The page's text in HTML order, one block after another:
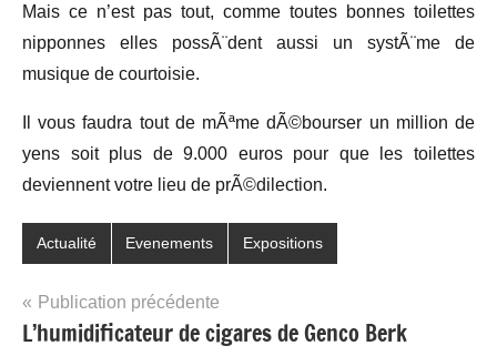
Mais ce n’est pas tout, comme toutes bonnes toilettes
nipponnes elles possÃ¨dent aussi un systÃ¨me de
musique de courtoisie.
Il vous faudra tout de mÃªme dÃ©bourser un million de
yens soit plus de 9.000 euros pour que les toilettes
deviennent votre lieu de prÃ©dilection.
Actualité Evenements Expositions
Navigation
de
Publication précédente
L’humidificateur de cigares de Genco Berk